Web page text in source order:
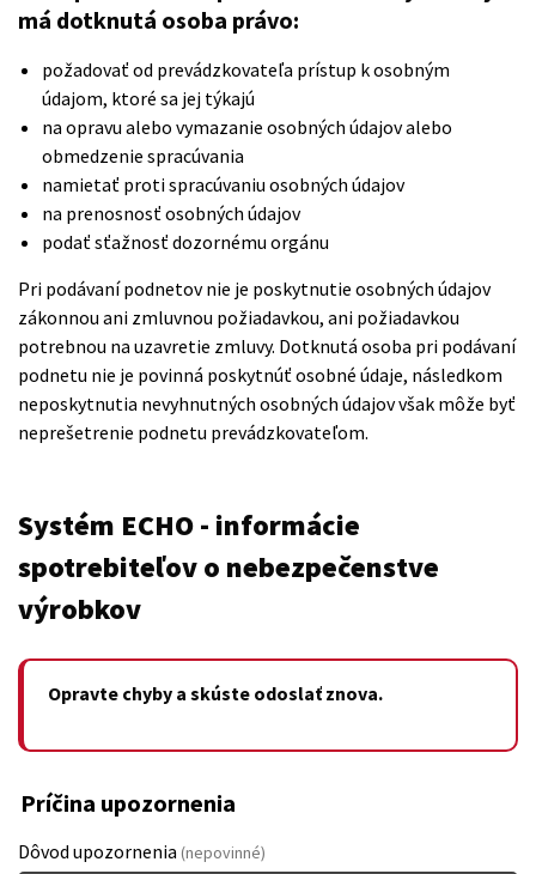
má dotknutá osoba právo:
požadovať od prevádzkovateľa prístup k osobným
údajom, ktoré sa jej týkajú
na opravu alebo vymazanie osobných údajov alebo
obmedzenie spracúvania
namietať proti spracúvaniu osobných údajov
na prenosnosť osobných údajov
podať sťažnosť dozornému orgánu
Pri podávaní podnetov nie je poskytnutie osobných údajov
zákonnou ani zmluvnou požiadavkou, ani požiadavkou
potrebnou na uzavretie zmluvy. Dotknutá osoba pri podávaní
podnetu nie je povinná poskytnúť osobné údaje, následkom
neposkytnutia nevyhnutných osobných údajov však môže byť
neprešetrenie podnetu prevádzkovateľom.
Systém ECHO - informácie
spotrebiteľov o nebezpečenstve
výrobkov
Opravte chyby a skúste odoslať znova.
Príčina upozornenia
Dôvod upozornenia (nepovinné)